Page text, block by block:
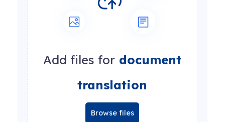
Add files for document
translation
Browse files